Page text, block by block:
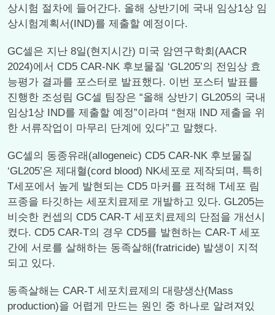
상시험 절차에 들어간다. 올해 상반기에 국내 임상1상 임
상시험계획서(IND)를 제출할 예정이다.
GC셀은 지난 8일(현지시간) 미국 암연구학회(AACR
2024)에서 CD5 CAR-NK 후보물질 ‘GL205’의 전임상 효
능평가 결과를 포스터로 발표했다. 이번 포스터 발표를
진행한 조성림 GC셀 팀장은 “올해 상반기 GL205의 국내
임상1상 IND를 제출할 예정”이라며 “현재 IND 제출을 위
한 서류작업이 마무리 단계에 있다”고 말했다.
GC셀의 동종유래(allogeneic) CD5 CAR-NK 후보물질
‘GL205’은 제대혈(cord blood) NK세포로 제작되며, 특히
T세포에서 높게 발현되는 CD5 마커를 표적해 T세포 림
프종을 타깃하는 세포치료제로 개발하고 있다. GL205는
비슷한 컨셉의 CD5 CAR-T 세포치료제의 단점을 개선시
켰다. CD5 CAR-T의 경우 CD5를 발현하는 CAR-T 세포
간에 서로를 살해하는 동족살해(fratricide) 발생이 지적
되고 있다.
동족살해는 CAR-T 세포치료제의 대량생산(Mass
production)을 어렵게 만드는 원인 중 하나로 알려져있